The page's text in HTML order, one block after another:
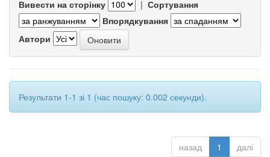
Вивести на сторінку | Сортування
Впорядкування
Автори
Результати 1-1 зі 1 (час пошуку: 0.002 секунди).
назад 1 далі